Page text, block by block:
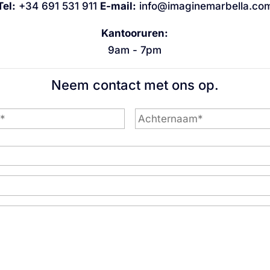
+34 691 531 911 E-mail:
Kantooruren:
9am - 7pm
Neem contact met ons op.